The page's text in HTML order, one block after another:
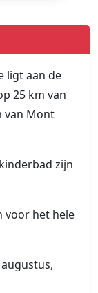
ligt aan de
25 km van
van Mont
zijn
voor het hele